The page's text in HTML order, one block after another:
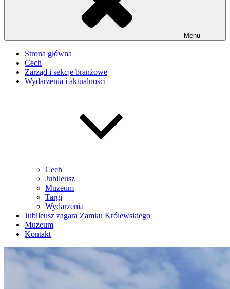
Menu
Strona główna
Cech
Zarząd i sekcje branżowe
Wydarzenia i aktualności
Cech
Jubileusz
Muzeum
Targi
Wydarzenia
Jubileusz zagara Zamku Królewskiego
Muzeum
Kontakt